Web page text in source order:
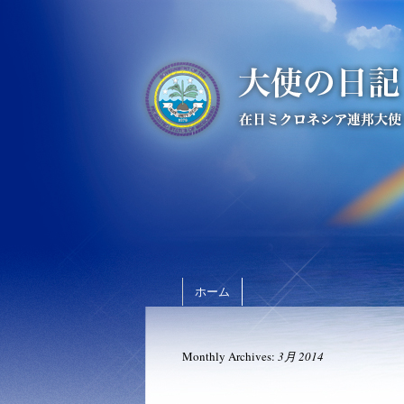
ホーム
Monthly Archives: 3月 2014